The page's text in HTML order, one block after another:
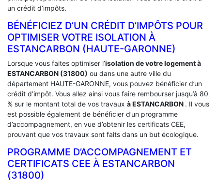
un crédit d’impôts.
BÉNÉFICIEZ D’UN CRÉDIT D’IMPÔTS POUR
OPTIMISER VOTRE ISOLATION À
‎ESTANCARBON (HAUTE-GARONNE)
Lorsque vous faites optimiser l’isolation de votre logement à
ESTANCARBON (31800) ou dans une autre ville du
département HAUTE-GARONNE, vous pouvez bénéficier d’un
crédit d’impôt. Vous allez ainsi vous faire rembourser jusqu’à 80
% sur le montant total de vos travaux à ESTANCARBON . Il vous
est possible également de bénéficier d’un programme
d’accompagnement, en vue d’obtenir les certificats CEE,
prouvant que vos travaux sont faits dans un but écologique.
PROGRAMME D’ACCOMPAGNEMENT ET
CERTIFICATS CEE À ‎ESTANCARBON
(31800)